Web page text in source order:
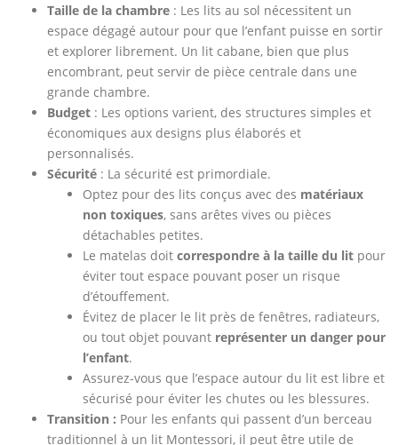
Taille de la chambre : Les lits au sol nécessitent un
espace dégagé autour pour que l’enfant puisse en sortir
et explorer librement. Un lit cabane, bien que plus
encombrant, peut servir de pièce centrale dans une
grande chambre.
Budget : Les options varient, des structures simples et
économiques aux designs plus élaborés et
personnalisés.
Sécurité : La sécurité est primordiale.
Optez pour des lits conçus avec des matériaux
non toxiques, sans arêtes vives ou pièces
détachables petites.
Le matelas doitcorrespondre à la taille du lit pour
éviter tout espace pouvant poser un risque
d’étouffement.
Évitez de placer le lit près de fenêtres, radiateurs,
ou tout objet pouvant représenter un danger pour
l’enfant.
Assurez-vous que l’espace autour du lit est libre et
sécurisé pour éviter les chutes ou les blessures.
Transition : Pour les enfants qui passent d’un berceau
traditionnel à un lit Montessori, il peut être utile de